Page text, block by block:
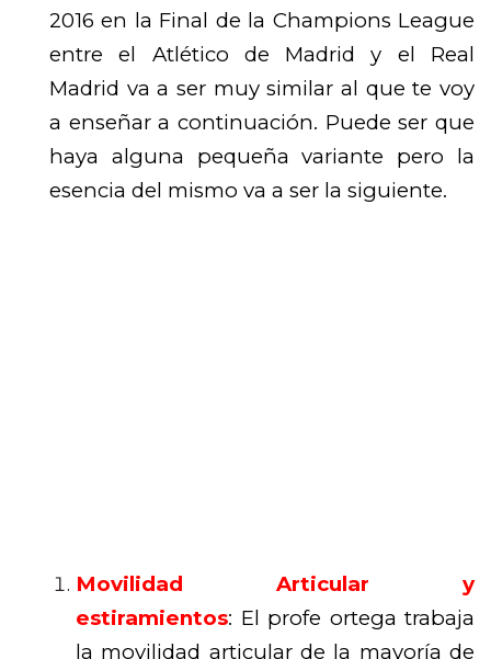
2016 en la Final de la Champions League
entre el Atlético de Madrid y el Real
Madrid va a ser muy similar al que te voy
a enseñar a continuación. Puede ser que
haya alguna pequeña variante pero la
esencia del mismo va a ser la siguiente.
Movilidad Articular y
estiramientos: El profe ortega trabaja
la movilidad articular de la mayoría de